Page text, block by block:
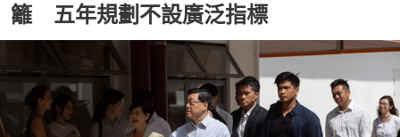
籬 五年規劃不設廣泛指標